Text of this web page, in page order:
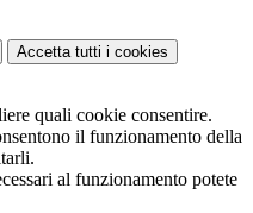
Accetta tutti i cookies
quali cookie consentire.
il funzionamento della
al funzionamento potete